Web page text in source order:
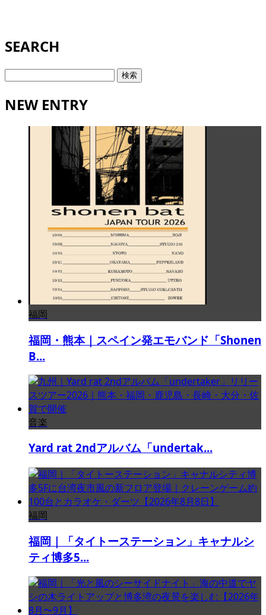
SEARCH
検
NEW ENTRY
福岡
福岡・熊本｜スペイン発エモバンド「Shonen
B...
音楽
Yard rat 2ndアルバム「undertak...
福岡
福岡｜「タイトーステーション」キャナルシ
ティ博多5...